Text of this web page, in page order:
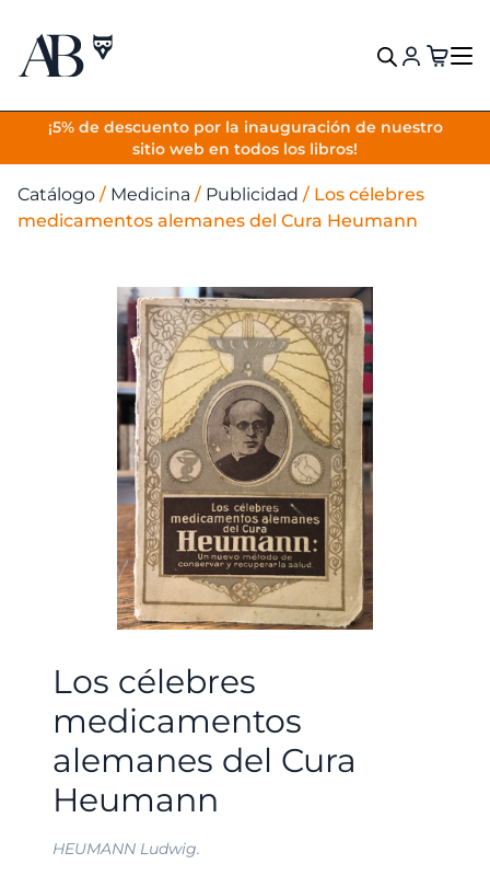
¡5% de descuento por la inauguración de nuestro
sitio web en todos los libros!
VOLVER
Catálogo / Medicina / Publicidad / Los célebres
medicamentos alemanes del Cura Heumann
Los célebres
medicamentos
alemanes del Cura
Heumann
HEUMANN Ludwig.